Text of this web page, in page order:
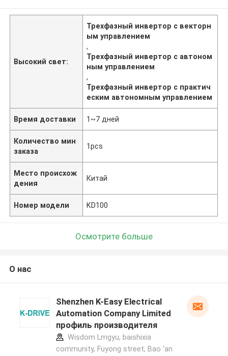
Высокий свет:
Трехфазный инвертор с векторн
ым управлением
,
Трехфазный инвертор с автоном
ным управлением
,
Трехфазный инвертор с практич
еским автономным управлением
Время доставки 1~7 дней
Количество мин
заказа
1pcs
Место происхож
дения
Китай
Номер модели KD100
Осмотрите больше
О нас
Shenzhen K-Easy Electrical
Automation Company Limited
профиль производителя
Wisdom Lmgyu, baishixia
community, Fuyong street, Bao 'an